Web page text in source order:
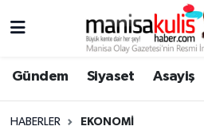
Gündem Siyaset Asayiş
HABERLER EKONOMI
Ege Haberleri
Yunusemre Hava Durumu